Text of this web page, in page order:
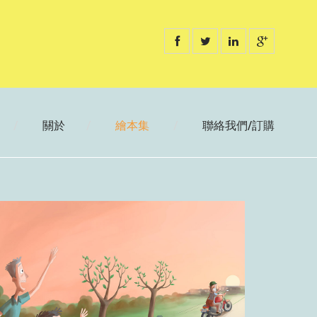
關於 繪本集 聯絡我們/訂購